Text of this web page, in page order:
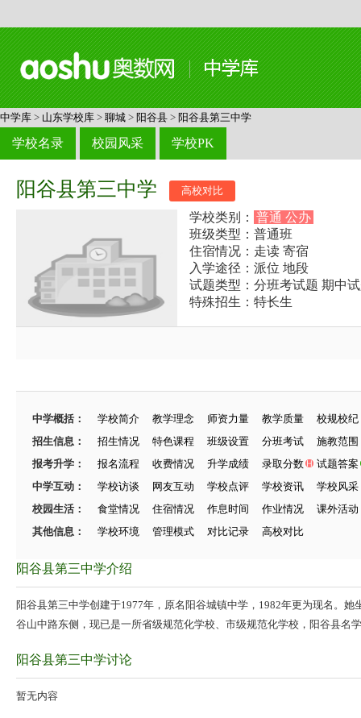
中学库 > 山东学校库 > 聊城 > 阳谷县 > 阳谷县第三中学
学校名录 校园风采 学校PK
阳谷县第三中学 高校对比
学校类别： 普通 公办
班级类型：普通班
住宿情况：走读 寄宿
入学途径：派位 地段
试题类型：分班考试题 期中
特殊招生：特长生
中学概括： 学校简介 教学理念 师资力量 教学质量
校规校纪
招生信息：
招生情况 特色课程 班级设置 分班考试
施教范围
报考升学：
报名流程 收费情况 升学成绩 录取分数
试题答案
中学互动：
学校访谈 网友互动 学校点评 学校资讯
学校风采
校园生活：
食堂情况 住宿情况 作息时间 作业情况
课外活动
其他信息：
学校环境 管理模式 对比记录 高校对比
阳谷县第三中学介绍
阳谷县第三中学创建于1977年，原名阳谷城镇中学，1982年更为现名。
谷山中路东侧，现已是一所省级规范化学校、市级规范化学校，阳谷县名
阳谷县第三中学讨论
暂无内容